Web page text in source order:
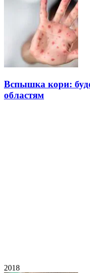
Вспышка кори:
областям
2018